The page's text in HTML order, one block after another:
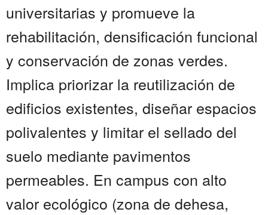
universitarias y promueve la
rehabilitación, densificación funcional
y conservación de zonas verdes.
Implica priorizar la reutilización de
edificios existentes, diseñar espacios
polivalentes y limitar el sellado del
suelo mediante pavimentos
permeables. En campus con alto
valor ecológico (zona de dehesa,